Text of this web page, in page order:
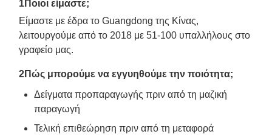
1Ποιοι είμαστε;
Είμαστε με έδρα το Guangdong της Κίνας,
λειτουργούμε από το 2018 με 51-100 υπαλλήλους στο
γραφείο μας.
2Πώς μπορούμε να εγγυηθούμε την ποιότητα;
Δείγματα προπαραγωγής πριν από τη μαζική
παραγωγή
Τελική επιθεώρηση πριν από τη μεταφορά